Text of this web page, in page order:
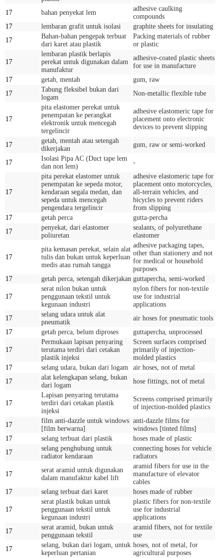
17
bahan penyekat lem
adhesive caulking
compounds
17
lembaran grafit untuk isolasi
graphite sheets for insulating
17
Bahan-bahan pengepak terbuat
dari karet atau plastik
Packing materials of rubber
or plastic
17
lembaran plastik berlapis
perekat untuk digunakan dalam
manufaktur
adhesive-coated plastic sheets
for use in manufacture
17
getah, mentah
gum, raw
17
Tabung fleksibel bukan dari
logam
Non-metallic flexible tube
17
pita elastomer perekat untuk
penempatan ke perangkat
elektronik untuk mencegah
tergelincir
adhesive elastomeric tape for
placement onto electronic
devices to prevent slipping
17
getah, mentah atau setengah
dikerjakan
gum, raw or semi-worked
17
Isolasi Pipa AC (Duct tape lem
dan non lem)
-
17
pita perekat elastomer untuk
penempatan ke sepeda motor,
kendaraan segala medan, dan
sepeda untuk mencegah
pengendara tergelincir
adhesive elastomeric tape for
placement onto motorcycles,
all-terrain vehicles, and
bicycles to prevent riders
from slipping
17
getah perca
gutta-percha
17
penyekat, dari elastomer
poliuretan
sealants, of polyurethane
elastomer
17
pita kemasan perekat, selain alat
tulis dan bukan untuk keperluan
medis atau rumah tangga
adhesive packaging tapes,
other than stationery and not
for medical or household
purposes
17
getah perca, setengah dikerjakan guttapercha, semi-worked
17
serat nilon bukan untuk
penggunaan tekstil untuk
kegunaan industri
nylon fibers for non-textile
use for industrial
applications
17
selang udara untuk alat
pneumatik
air hoses for pneumatic tools
17
getah perca, belum diproses guttapercha, unprocessed
17
Permukaan lapisan penyaring
terutama terdiri dari cetakan
plastik injeksi
Screen surfaces comprised
primarily of injection-
molded plastics
17
selang udara, bukan dari logam
air hoses, not of metal
17
alat kelengkapan selang, bukan
dari logam
hose fittings, not of metal
17
Lapisan penyaring terutama
terdiri dari cetakan plastik
injeksi
Screens comprised primarily
of injection-molded plastics
17
film anti-dazzle untuk windows
[film berwarna]
anti-dazzle films for
windows [tinted films]
17
selang terbuat dari plastik
hoses made of plastic
17
selang penghubung untuk
radiator kendaraan
connecting hoses for vehicle
radiators
17
serat aramid untuk digunakan
dalam manufaktur kabel lift
aramid fibers for use in the
manufacture of elevator
cables
17
selang terbuat dari karet hoses made of rubber
17
serat plastik bukan untuk
penggunaan tekstil untuk
kegunaan industri
plastic fibers for non-textile
use for industrial
applications
17
serat aramid, bukan untuk
penggunaan tekstil
aramid fibers, not for textile
use
17
selang, bukan dari logam, untuk
keperluan pertanian
hoses, not of metal, for
agricultural purposes